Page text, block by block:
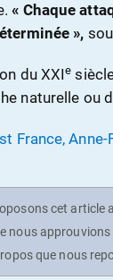
« Chaque
»,
du XXIe
naturelle ou
France,
cet article
nous
que nous